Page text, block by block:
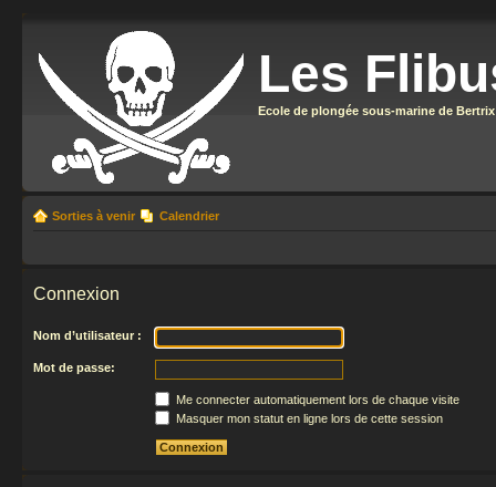
Les
Ecole de plongée sous-marine de Bertrix
Sorties à venir Calendrier
Connexion
Nom d’utilisateur :
Mot de passe:
Me connecter automatiquement lors de chaque visite
Masquer mon statut en ligne lors de cette session